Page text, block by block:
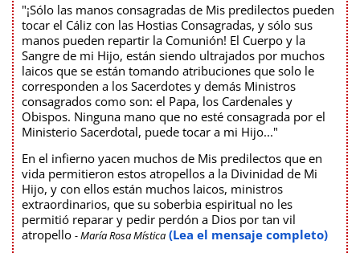
"¡Sólo las manos consagradas de Mis predilectos pueden
tocar el Cáliz con las Hostias Consagradas, y sólo sus
manos pueden repartir la Comunión! El Cuerpo y la
Sangre de mi Hijo, están siendo ultrajados por muchos
laicos que se están tomando atribuciones que solo le
corresponden a los Sacerdotes y demás Ministros
consagrados como son: el Papa, los Cardenales y
Obispos. Ninguna mano que no esté consagrada por el
Ministerio Sacerdotal, puede tocar a mi Hijo..."
En el infierno yacen muchos de Mis predilectos que en
vida permitieron estos atropellos a la Divinidad de Mi
Hijo, y con ellos están muchos laicos, ministros
extraordinarios, que su soberbia espiritual no les
permitió reparar y pedir perdón a Dios por tan vil
atropello - María Rosa Mística (Lea el mensaje completo)